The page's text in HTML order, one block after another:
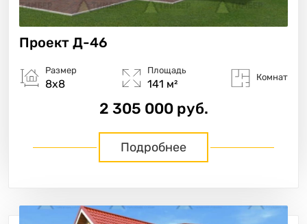
Проект Д-46
Размер
8х8
Площадь
141 м²
Комнат
2 305 000 руб.
Подробнее